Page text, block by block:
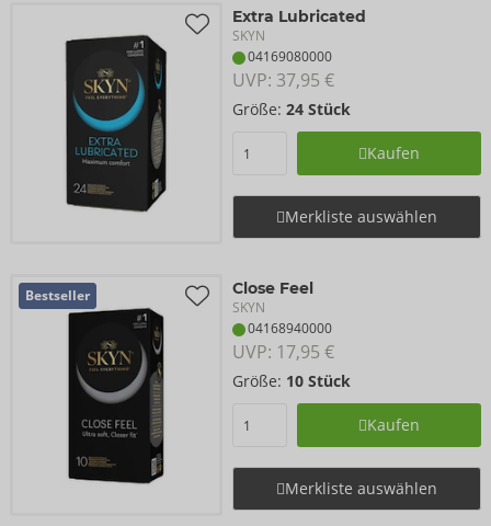
Extra Lubricated
SKYN
04169080000
UVP: 37,95 €
Größe: 24 Stück
Kaufen
Merkliste auswählen
Bestseller Close Feel
SKYN
04168940000
UVP: 17,95 €
Größe: 10 Stück
Kaufen
Merkliste auswählen